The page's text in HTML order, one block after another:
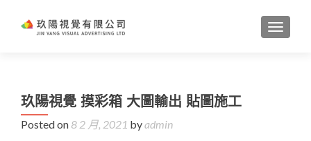
玖陽視覺 摸彩箱 大圖輸出 貼圖施工
Posted on 8 2 月, 2021 byadmin